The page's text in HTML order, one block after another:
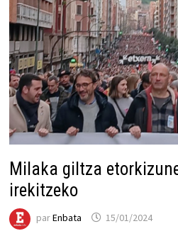
Milaka giltza
irekitzeko
parEnbata 15/01/2024